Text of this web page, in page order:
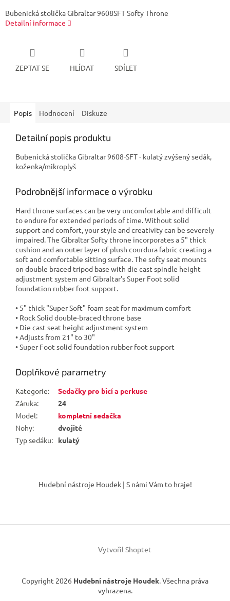
Bubenická stolička Gibraltar 9608SFT Softy Throne
Detailní informace
ZEPTAT SE HLÍDAT SDÍLET
Popis Hodnocení Diskuze
Detailní popis produktu
Bubenická stolička Gibraltar 9608-SFT - kulatý zvýšený sedák,
koženka/mikroplyš
Podrobnější informace o výrobku
Hard throne surfaces can be very uncomfortable and difficult
to endure for extended periods of time. Without solid
support and comfort, your style and creativity can be severely
impaired. The Gibraltar Softy throne incorporates a 5" thick
cushion and an outer layer of plush courdura fabric creating a
soft and comfortable sitting surface. The softy seat mounts
on double braced tripod base with die cast spindle height
adjustment system and Gibraltar's Super Foot solid
foundation rubber foot support.
• 5" thick "Super Soft" foam seat for maximum comfort
• Rock Solid double-braced throne base
• Die cast seat height adjustment system
• Adjusts from 21" to 30"
• Super Foot solid foundation rubber foot support
Doplňkové parametry
Kategorie:
Sedačky pro bicí a perkuse
Záruka:
24
Model:
kompletní sedačka
Nohy:
dvojité
Typ sedáku: kulatý
í
Hudební nástroje Houdek | S námi Vám to hraje!
Vytvořil Shoptet
Copyright 2026 Hudební nástroje Houdek. Všechna práva
vyhrazena.